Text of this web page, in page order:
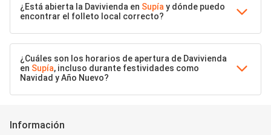
¿Está abierta la Davivienda en Supía y dónde puedo
encontrar el folleto local correcto?
¿Cuáles son los horarios de apertura de Davivienda
en Supía, incluso durante festividades como
Navidad y Año Nuevo?
Información